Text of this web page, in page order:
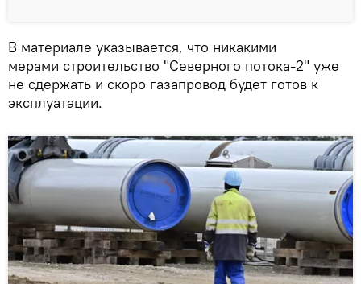
В материале указывается, что никакими
мерами строительство "Северного потока-2" уже
не сдержать и скоро газапровод будет готов к
эксплуатации.